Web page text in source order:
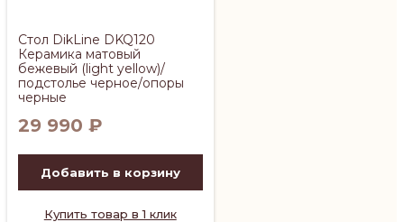
Стол DikLine DKQ120
Керамика матовый
бежевый (light yellow)/
подстолье черное/опоры
черные
29 990 ₽
Добавить в корзину
Купить товар в 1 клик